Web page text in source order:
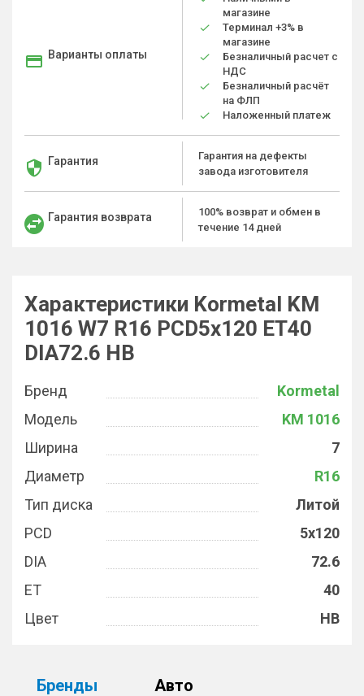
Варианты оплаты
магазине
Терминал +3% в
магазине
Безналичный расчет с
НДС
Безналичный расчёт
на ФЛП
Наложенный платеж
Гарантия
Гарантия на дефекты
завода изготовителя
Гарантия возврата
100% возврат и обмен в
течение 14 дней
Характеристики Kormetal KM
1016 W7 R16 PCD5x120 ET40
DIA72.6 HB
Бренд
Kormetal
Модель
KM 1016
Ширина
7
Диаметр
R16
Тип диска
Литой
PCD
5x120
DIA
72.6
ET
40
Цвет
HB
Бренды
Авто